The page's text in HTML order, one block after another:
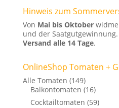
Hinweis zum
Von Mai bis Oktober
und der
Versand alle 14 Tage.
OnlineShop Tomaten +
Alle Tomaten (149)
Balkontomaten (16)
Cocktailtomaten (59)